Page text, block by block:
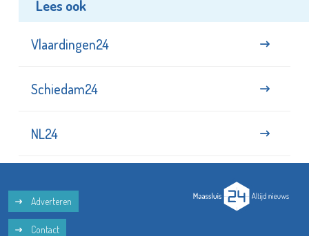
Lees ook
Vlaardingen24
Schiedam24
NL24
Adverteren
Contact